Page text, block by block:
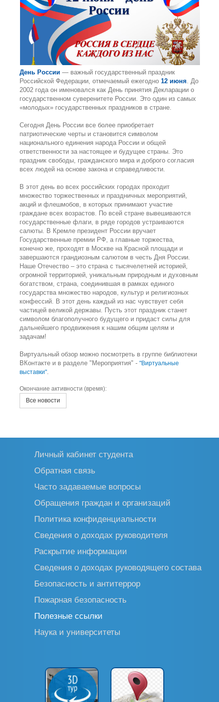
День России — важный государственный праздник
Российской Федерации, отмечаемый ежегодно 12 июня. До
2002 года он именовался как День принятия Декларации о
государственном суверенитете России. Это один из самых
«молодых» государственных праздников в стране.
Сегодня День России все более приобретает
патриотические черты и становится символом
национального единения народа России и общей
ответственности за настоящее и будущее страны. Это
праздник свободы, гражданского мира и доброго согласия
всех людей на основе закона и справедливости.
В этот день во всех российских городах проходит
множество торжественных и праздничных мероприятий,
акций и флешмобов, в которых принимают участие
граждане всех возрастов. По всей стране вывешиваются
государственные флаги, в ряде городов устраиваются
салюты. В Кремле президент России вручает
Государственные премии РФ, а главные торжества,
конечно же, проходят в Москве на Красной площади и
завершаются грандиозным салютом в честь Дня России.
Наше Отечество – это страна с тысячелетней историей,
огромной территорией, уникальным природным и духовным
богатством, страна, соединившая в рамках единого
государства множество народов, культур и религиозных
конфессий. В этот день каждый из нас чувствует себя
частицей великой державы. Пусть этот праздник станет
символом благополучного будущего и придаст силы для
дальнейшего продвижения к нашим общим целям и
задачам!
Виртуальный обзор можно посмотреть в группе библиотеки
ВКонтакте и в разделе "Мероприятия" - "Виртуальные
выставки".
Окончание активности (время):
Все новости
Личный кабинет студента
Обратная связь
Часто задаваемые вопросы
Обращения граждан и организаций
Политика конфиденциальности
Сведения о доходах руководителя
Раскрытие информации
Сведения о доходах руководящего состава
Безопасность и антитеррор
Пожарная безопасность
Полезные ссылки
Наука и университеты